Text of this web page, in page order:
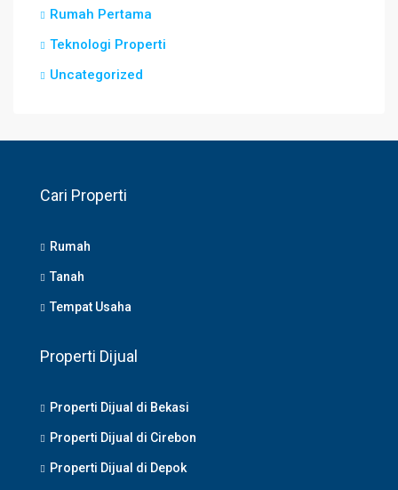
Rumah Pertama
Teknologi Properti
Uncategorized
Cari Properti
Rumah
Tanah
Tempat Usaha
Properti Dijual
Properti Dijual di Bekasi
Properti Dijual di Cirebon
Properti Dijual di Depok